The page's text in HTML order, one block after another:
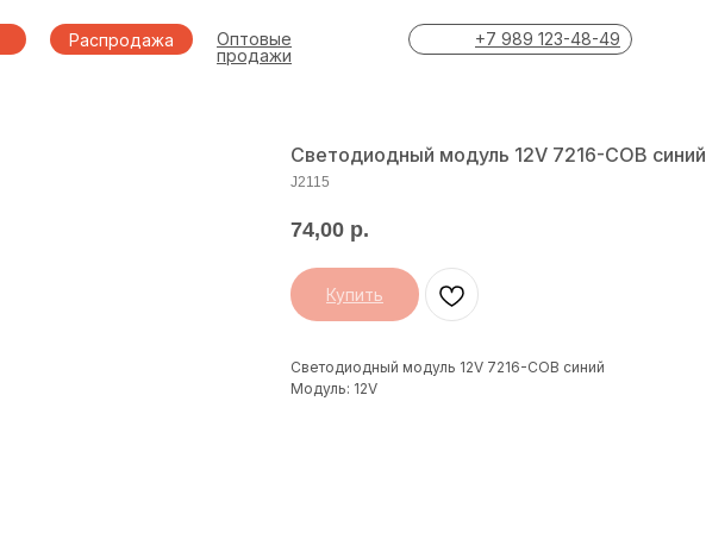
+7 989 123-48-49
Оптовые
продажи
Распродажа
Светодиодный модуль 12V 7216-COB синий
J2115
74,00 р.
Купить
Светодиодный модуль 12V 7216-COB синий
Модуль: 12V